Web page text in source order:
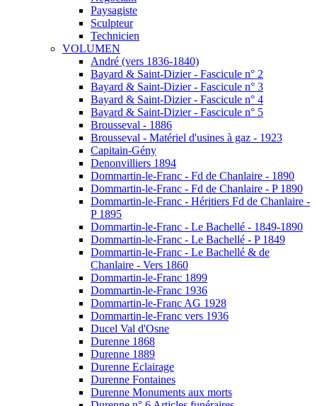
Paysagiste
Sculpteur
Technicien
VOLUMEN
André (vers 1836-1840)
Bayard & Saint-Dizier - Fascicule n° 2
Bayard & Saint-Dizier - Fascicule n° 3
Bayard & Saint-Dizier - Fascicule n° 4
Bayard & Saint-Dizier - Fascicule n° 5
Brousseval - 1886
Brousseval - Matériel d'usines à gaz - 1923
Capitain-Gény
Denonvilliers 1894
Dommartin-le-Franc - Fd de Chanlaire - 1890
Dommartin-le-Franc - Fd de Chanlaire - P 1890
Dommartin-le-Franc - Héritiers Fd de Chanlaire -
P 1895
Dommartin-le-Franc - Le Bachellé - 1849-1890
Dommartin-le-Franc - Le Bachellé - P 1849
Dommartin-le-Franc - Le Bachellé & de
Chanlaire - Vers 1860
Dommartin-le-Franc 1899
Dommartin-le-Franc 1936
Dommartin-le-Franc AG 1928
Dommartin-le-Franc vers 1936
Ducel Val d'Osne
Durenne 1868
Durenne 1889
Durenne Eclairage
Durenne Fontaines
Durenne Monuments aux morts